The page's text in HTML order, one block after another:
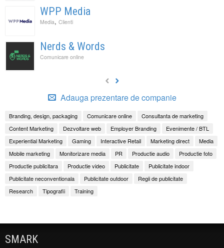
WPP Media
Media, Clienti
Nerds & Words
Comunicare online
Adauga prezentare de companie
Branding, design, packaging Comunicare online
Consultanta de marketing
Content Marketing
Dezvoltare web Employer Branding
Evenimente / BTL
Experiential Marketing
Gaming Interactive Retail Marketing direct
Media
Mobile marketing
Monitorizare media PR Productie audio
Productie foto
Productie publicitara
Productie video Publicitate
Publicitate indoor
Publicitate neconventionala
Publicitate outdoor
Regii de publicitate
Research
Tipografii Training
SMARK